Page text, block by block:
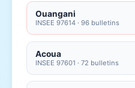
Ouangani
INSEE 97614 · 96 bulletins
Acoua
INSEE 97601 · 72 bulletins